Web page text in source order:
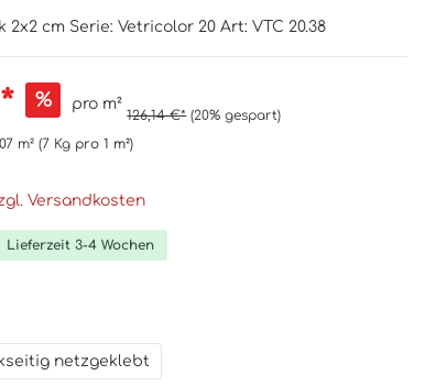
2x2 cm Serie: Vetricolor 20 Art: VTC 20.38
% pro m²
126,14 €* (20% gespart)
m²(7 Kg pro 1 m²)
Versandkosten
Lieferzeit 3-4 Wochen
netzgeklebt